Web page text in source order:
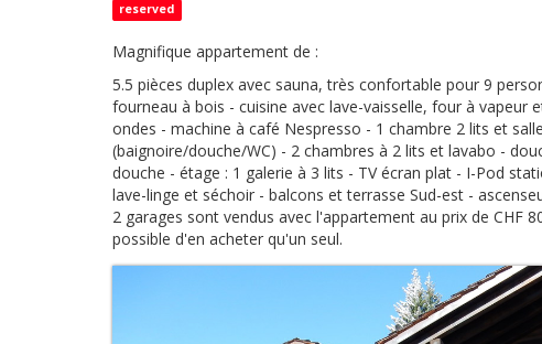
reserved
Magnifique appartement de :
5.5 pièces duplex avec sauna, très confortable pour 9
fourneau à bois - cuisine avec lave-vaisselle, four à vapeur
ondes - machine à café Nespresso - 1 chambre 2 lits et
(baignoire/douche/WC) - 2 chambres à 2 lits et lavabo -
douche - étage : 1 galerie à 3 lits - TV écran plat - I-Pod
lave-linge et séchoir - balcons et terrasse Sud-est -
2 garages sont vendus avec l'appartement au prix de CHF
possible d'en acheter qu'un seul.